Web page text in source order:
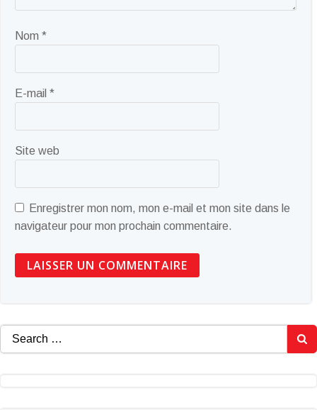
Nom *
E-mail *
Site web
Enregistrer mon nom, mon e-mail et mon site dans le
navigateur pour mon prochain commentaire.
Search
for: